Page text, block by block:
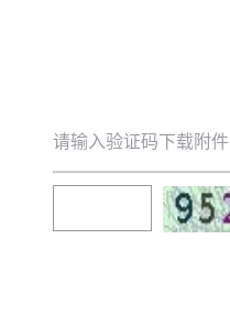
请输入验证码下载附件